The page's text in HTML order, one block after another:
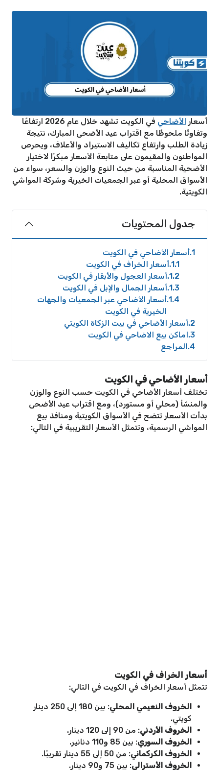
أسعار الأضاحي
في الكويت تشهد خلال عام 2026 ارتفاعًا
وتفاوتًا ملحوظًا مع اقتراب عيد الأضحى المبارك، نتيجة
زيادة الطلب وارتفاع تكاليف الاستيراد والأعلاف، ويحرص
المواطنون والمقيمون على متابعة الأسعار مبكرًا لاختيار
الأضحية المناسبة من حيث النوع والوزن والسعر، سواء من
الأسواق المحلية أو عبر الجمعيات الخيرية وشركة المواشي
الكويتية.
جدول المحتويات
1 أسعار الأضاحي في الكويت
1.1 أسعار الخراف في الكويت
1.2 أسعار العجول والأبقار في الكويت
1.3 أسعار الجمال والإبل في الكويت
1.4 أسعار الأضاحي عبر الجمعيات والجهات
الخيرية في الكويت
2 أسعار الأضاحي في بيت الزكاة الكويتي
3 اماكن بيع الاضاحي في الكويت
4 المراجع
أسعار الأضاحي في الكويت
تختلف أسعار الأضاحي في الكويت حسب النوع والوزن
والمنشأ (محلي أو مستورد)، ومع اقتراب عيد الأضحى
بدأت الأسعار تتضح في الأسواق الكويتية ومنافذ بيع
المواشي الرسمية، وتتمثل الأسعار التقريبية في التالي:
أسعار الخراف في الكويت
تتمثل أسعار الخراف في الكويت في التالي:
الخروف النعيمي المحلي
: بين 180 إلى 250 دينار
كويتي.
الخروف الأردني: من 90 إلى 120 دينار.
الخروف السوري: بين 85 و110 دنانير.
الخروف الكركماني: من 50 إلى 55 دينار تقريبًا.
الخروف الأسترالي: بين 75 و90 دينار.